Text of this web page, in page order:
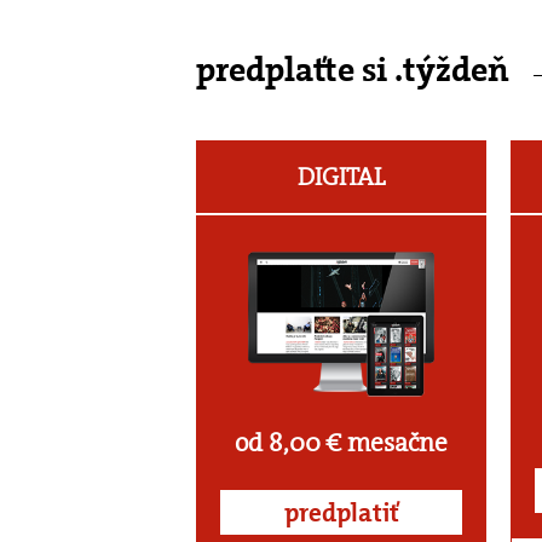
predplaťte si .týždeň
DIGITAL
od 8,00 € mesačne
predplatiť